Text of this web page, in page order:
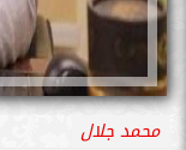
محمد جلال